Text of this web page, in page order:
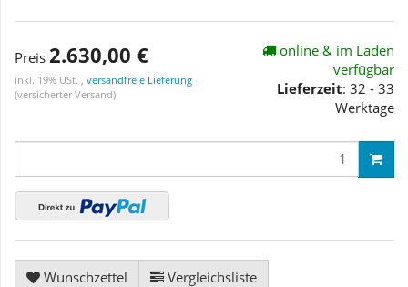
Preis 2.630,00 €
inkl. 19% USt. , versandfreie Lieferung
(versicherter Versand)
online & im Laden
verfügbar
Lieferzeit: 32 - 33
Werktage
Wunschzettel
Vergleichsliste